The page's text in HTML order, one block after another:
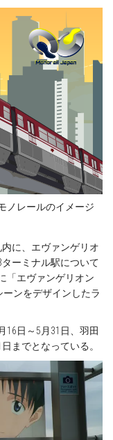
ノレールのイメージ
に、エヴァンゲリオ
ーミナル駅について
「エヴァンゲリオン
ンをデザインしたラ
16日～5月31日、羽田
までとなっている。